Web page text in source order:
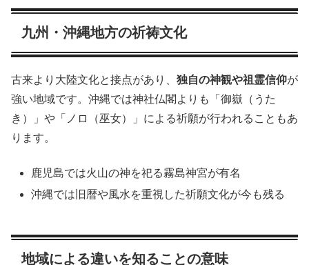
九州・沖縄地方の祈祷文化
古来より大陸文化と接点があり、 独自の神観や祖霊信仰が
強い地域です。沖縄では神社仏閣よりも「御嶽（うた
き）」や「ノロ（巫女）」による祈願が行われることもあ
ります。
鹿児島では火山の神を祀る霧島神宮が有名
沖縄では旧暦や風水を重視した祈願文化が今も残る
地域による違いを知ることの意味